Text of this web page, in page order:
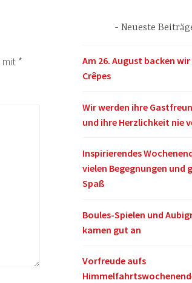
*
Neueste
Am 26. August backen
Crêpes
Wir werden ihre
und ihre Herzlichkeit nie
Inspirierendes
vielen Begegnungen und
Spaß
Boules-Spielen und
kamen gut an
Vorfreude aufs